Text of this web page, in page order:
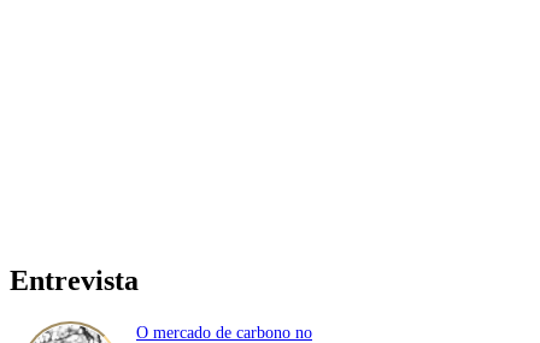
Entrevista
O mercado de carbono no